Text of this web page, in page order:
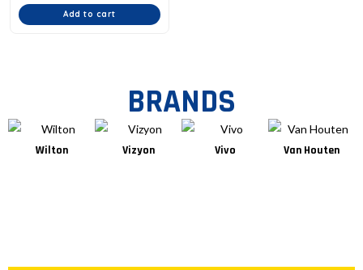
Add to cart
BRANDS
Wilton Vizyon Vivo Van Houten